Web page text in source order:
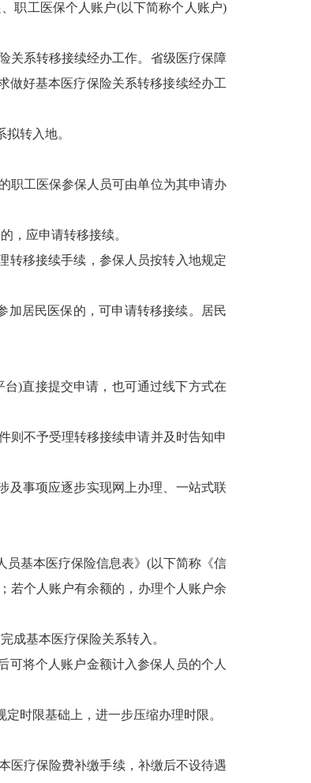
职工医保个人账户(以下简称个人账户)
关系转移接续经办工作。省级医疗保障
做好基本医疗保险关系转移接续经办工
转入地。
职工医保参保人员可由单位为其申请办
，应申请转移接续。
转移接续手续，参保人员按转入地规定
加居民医保的，可申请转移接续。居民
)直接提交申请，也可通过线下方式在
则不予受理转移接续申请并及时告知申
及事项应逐步实现网上办理、一站式联
员基本医疗保险信息表》(以下简称《信
若个人账户有余额的，办理个人账户余
成基本医疗保险关系转入。
可将个人账户金额计入参保人员的个人
时限基础上，进一步压缩办理时限。
医疗保险费补缴手续，补缴后不设待遇